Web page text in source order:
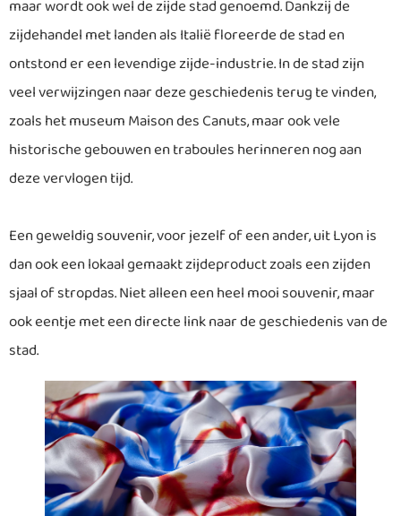
maar wordt ook wel de zijde stad genoemd. Dankzij de
zijdehandel met landen als Italië floreerde de stad en
ontstond er een levendige zijde-industrie. In de stad zijn
veel verwijzingen naar deze geschiedenis terug te vinden,
zoals het museum Maison des Canuts, maar ook vele
historische gebouwen en traboules herinneren nog aan
deze vervlogen tijd.
Een geweldig souvenir, voor jezelf of een ander, uit Lyon is
dan ook een lokaal gemaakt zijdeproduct zoals een zijden
sjaal of stropdas. Niet alleen een heel mooi souvenir, maar
ook eentje met een directe link naar de geschiedenis van de
stad.